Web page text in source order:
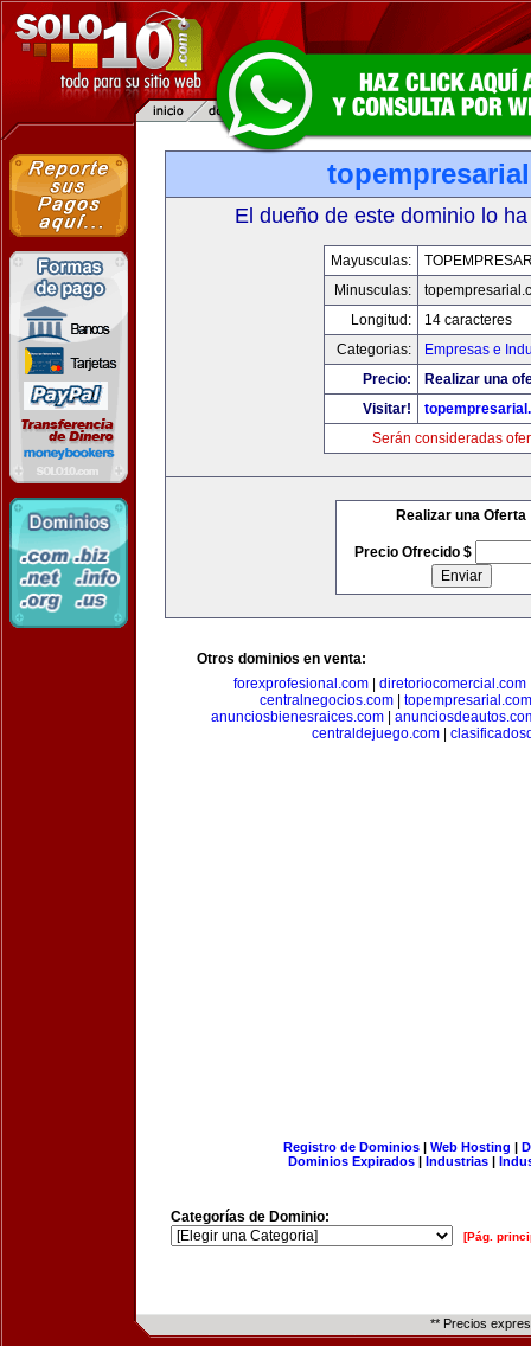
El dueño de este dominio lo
Mayusculas:
Minusculas:
Longitud:
14 caracteres
Categorias:
Empresas e
Precio:
Realizar una
Visitar!
Serán consideradas
Realizar una Oferta
Precio Ofrecido $
Otros dominios en venta:
forexprofesional.com| diretoriocomercial.com
centralnegocios.com| topempresarial.com
anunciosbienesraices.com|
centraldejuego.com|
Registro de Dominios| Web Hosting |
Dominios Expirados | Industrias |
Categorías de Dominio:
[Pág.
** Precios